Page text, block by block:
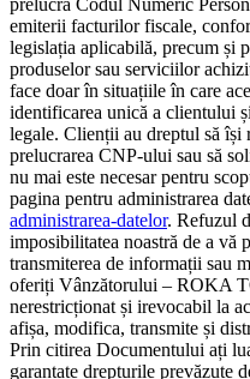
prelucra Codul Numeric
emiterii facturilor fiscale,
legislația aplicabilă, precum și
produselor sau serviciilor
face doar în situațiile în care
identificarea unică a clientului
legale. Clienții au dreptul să își
prelucrarea CNP-ului sau să
nu mai este necesar pentru
pagina pentru administrarea
administrarea-datelor. Refuzul
imposibilitatea noastră de a vă
transmiterea de informații sau
oferiți Vânzătorului – ROKA
nerestricționat și irevocabil la
afișa, modifica, transmite și
Prin citirea Documentului ați
garantate drepturile prevăzute